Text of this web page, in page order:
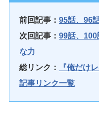
前回記事： 95話、96
次回記事： 99話、100
な力
総リンク：
『俺だけ
記事リンク一覧